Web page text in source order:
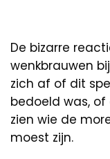
De bizarre
wenkbrauwen
zich af of dit
bedoeld was,
zien wie de
moest zijn.